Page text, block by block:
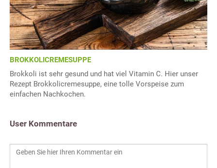
BROKKOLICREMESUPPE
Brokkoli ist sehr gesund und hat viel Vitamin C. Hier unser
Rezept Brokkolicremesuppe, eine tolle Vorspeise zum
einfachen Nachkochen.
User Kommentare